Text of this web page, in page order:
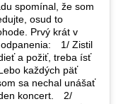
spomínal, že som
osud to
Prvý krát v
1/ Zistil
a požiť, treba ísť
každých päť
sa nechal unášať
koncert.⁠⠀ 2/